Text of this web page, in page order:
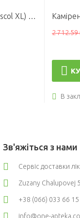
2 712.59
В
Зв'яжіться з нами
Сервіс доставки
Zuzany Chalupovej
+38 (066) 033 66 15
info@one-